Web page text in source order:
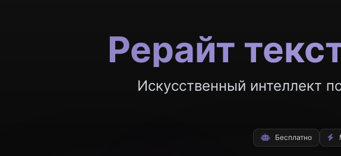
Рерайт
Искусственный интеллект
Бесплатно